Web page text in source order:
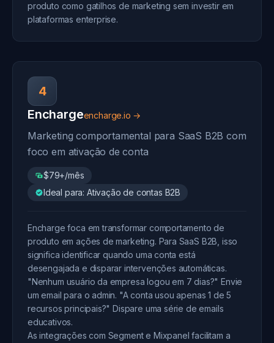
produto como gatilhos de marketing sem investir em
plataformas enterprise.
4
Enchargeencharge.io →
Marketing comportamental para SaaS B2B com
foco em ativação de conta
$79+/mês
Ideal para: Ativação de contas B2B
Encharge foca em transformar comportamento de
produto em ações de marketing. Para SaaS B2B, isso
significa identificar quando uma conta está
desengajada e disparar intervenções automáticas.
"Nenhum usuário da empresa logou em 7 dias?" Envie
um email para o admin. "A conta usou apenas 1 de 5
recursos principais?" Dispare uma série de emails
educativos.
As integrações com Segment e Mixpanel facilitam a